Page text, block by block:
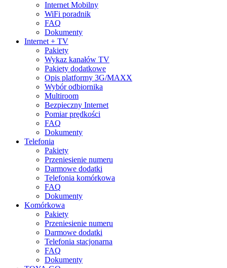
Internet Mobilny
WiFi poradnik
FAQ
Dokumenty
Internet + TV
Pakiety
Wykaz kanałów TV
Pakiety dodatkowe
Opis platformy 3G/MAXX
Wybór odbiornika
Multiroom
Bezpieczny Internet
Pomiar prędkości
FAQ
Dokumenty
Telefonia
Pakiety
Przeniesienie numeru
Darmowe dodatki
Telefonia komórkowa
FAQ
Dokumenty
Komórkowa
Pakiety
Przeniesienie numeru
Darmowe dodatki
Telefonia stacjonarna
FAQ
Dokumenty